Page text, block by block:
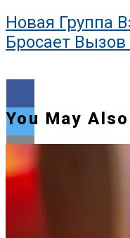
Новая Группа
Бросает Вызов
You May